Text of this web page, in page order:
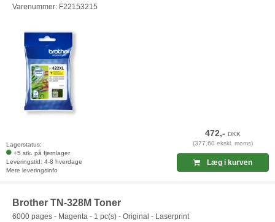
Varenummer: F22153215
Lagerstatus:
+5 stk. på fjernlager
Leveringstid: 4-8 hverdage
Mere leveringsinfo
472,-DKK
(377,60 ekskl. moms)
Læg i kurven
Brother TN-328M Toner
6000 pages - Magenta - 1 pc(s) - Original - Laserprint